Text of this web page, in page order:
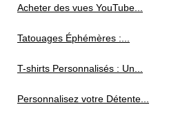
Acheter des vues YouTube...
Tatouages Éphémères :...
T-shirts Personnalisés : Un...
Personnalisez votre Détente...